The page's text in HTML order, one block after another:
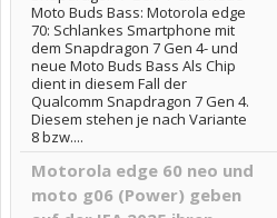
Moto Buds Bass: Motorola edge
70: Schlankes Smartphone mit
dem Snapdragon 7 Gen 4- und
neue Moto Buds Bass Als Chip
dient in diesem Fall der
Qualcomm Snapdragon 7 Gen 4.
Diesem stehen je nach Variante
8 bzw....
Motorola edge 60 neo und
moto g06 (Power) geben